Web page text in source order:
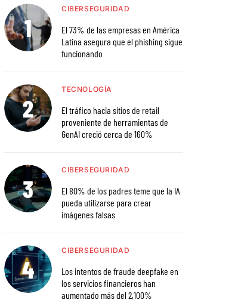
CIBERSEGURIDAD
El 73% de las empresas en América
Latina asegura que el phishing sigue
funcionando
TECNOLOGÍA
El tráfico hacia sitios de retail
proveniente de herramientas de
GenAI creció cerca de 160%
CIBERSEGURIDAD
El 80% de los padres teme que la IA
pueda utilizarse para crear
imágenes falsas
CIBERSEGURIDAD
Los intentos de fraude deepfake en
los servicios financieros han
aumentado más del 2,100%